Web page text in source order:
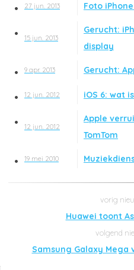
27 jun. 2013 Foto
15 jun. 2013
Gerucht:
display
9 apr. 2013 Gerucht:
12 jun. 2012 iOS 6: wat
12 jun. 2012
Apple
TomTom
19 mei 2010
Huawei toont
Samsung Galaxy